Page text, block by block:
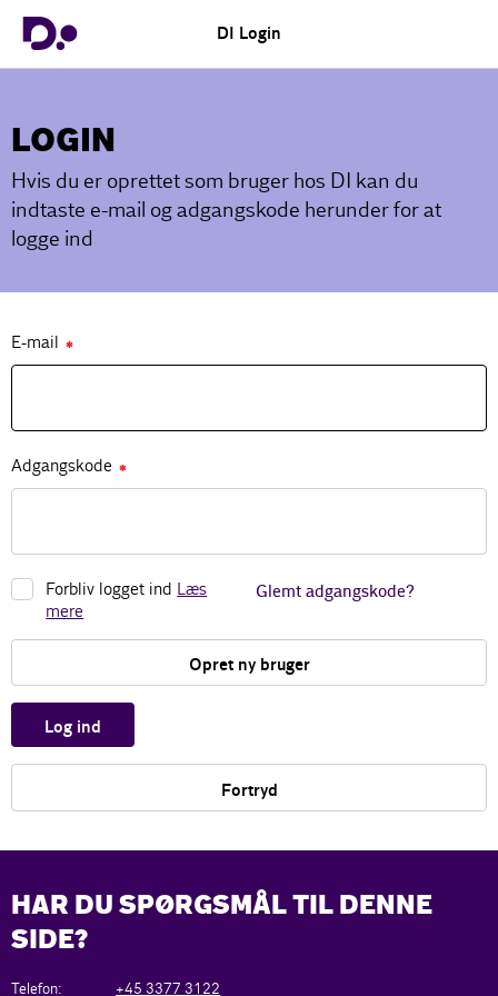
DI Login
LOGIN
Hvis du er oprettet som bruger hos DI kan du
indtaste e-mail og adgangskode herunder for at
logge ind
E-mail ✱
Adgangskode ✱
Forbliv logget ind Læs
mere
Glemt adgangskode?
Opret ny bruger
Log ind
Fortryd
HAR DU SPØRGSMÅL TIL DENNE
SIDE?
Telefon: +45 3377 3122